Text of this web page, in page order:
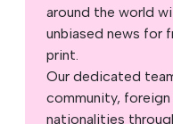
around the world
unbiased news for
print.
Our dedicated
community,
nationalities